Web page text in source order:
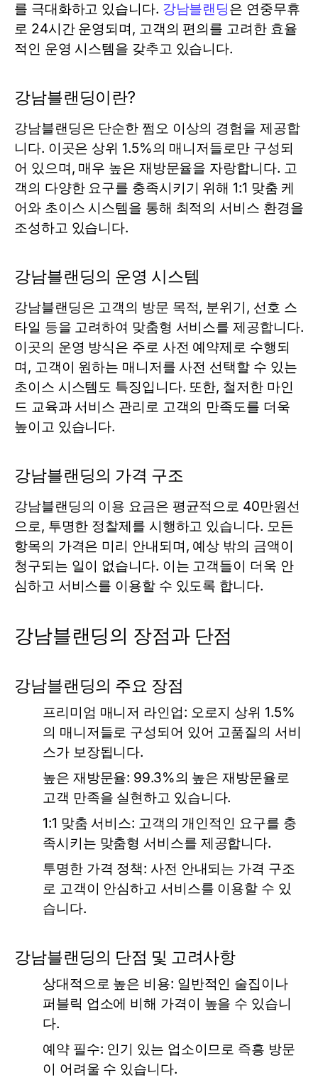
를 극대화하고 있습니다. 강남블랜딩은 연중무휴
로 24시간 운영되며, 고객의 편의를 고려한 효율
적인 운영 시스템을 갖추고 있습니다.
강남블랜딩이란?
강남블랜딩은 단순한 쩜오 이상의 경험을 제공합
니다. 이곳은 상위 1.5%의 매니저들로만 구성되
어 있으며, 매우 높은 재방문율을 자랑합니다. 고
객의 다양한 요구를 충족시키기 위해 1:1 맞춤 케
어와 초이스 시스템을 통해 최적의 서비스 환경을
조성하고 있습니다.
강남블랜딩의 운영 시스템
강남블랜딩은 고객의 방문 목적, 분위기, 선호 스
타일 등을 고려하여 맞춤형 서비스를 제공합니다.
이곳의 운영 방식은 주로 사전 예약제로 수행되
며, 고객이 원하는 매니저를 사전 선택할 수 있는
초이스 시스템도 특징입니다. 또한, 철저한 마인
드 교육과 서비스 관리로 고객의 만족도를 더욱
높이고 있습니다.
강남블랜딩의 가격 구조
강남블랜딩의 이용 요금은 평균적으로 40만원선
으로, 투명한 정찰제를 시행하고 있습니다. 모든
항목의 가격은 미리 안내되며, 예상 밖의 금액이
청구되는 일이 없습니다. 이는 고객들이 더욱 안
심하고 서비스를 이용할 수 있도록 합니다.
강남블랜딩의 장점과 단점
강남블랜딩의 주요 장점
프리미엄 매니저 라인업: 오로지 상위 1.5%
의 매니저들로 구성되어 있어 고품질의 서비
스가 보장됩니다.
높은 재방문율: 99.3%의 높은 재방문율로
고객 만족을 실현하고 있습니다.
1:1 맞춤 서비스: 고객의 개인적인 요구를 충
족시키는 맞춤형 서비스를 제공합니다.
투명한 가격 정책: 사전 안내되는 가격 구조
로 고객이 안심하고 서비스를 이용할 수 있
습니다.
강남블랜딩의 단점 및 고려사항
상대적으로 높은 비용: 일반적인 술집이나
퍼블릭 업소에 비해 가격이 높을 수 있습니
다.
예약 필수: 인기 있는 업소이므로 즉흥 방문
이 어려울 수 있습니다.